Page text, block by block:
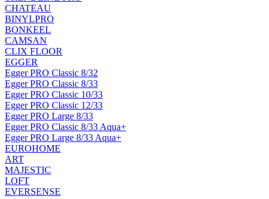
CHATEAU
BINYLPRO
BONKEEL
CAMSAN
CLIX FLOOR
EGGER
Egger PRO Classic 8/32
Egger PRO Classic 8/33
Egger PRO Classic 10/33
Egger PRO Classic 12/33
Egger PRO Large 8/33
Egger PRO Classic 8/33 Aqua+
Egger PRO Large 8/33 Aqua+
EUROHOME
ART
MAJESTIC
LOFT
EVERSENSE